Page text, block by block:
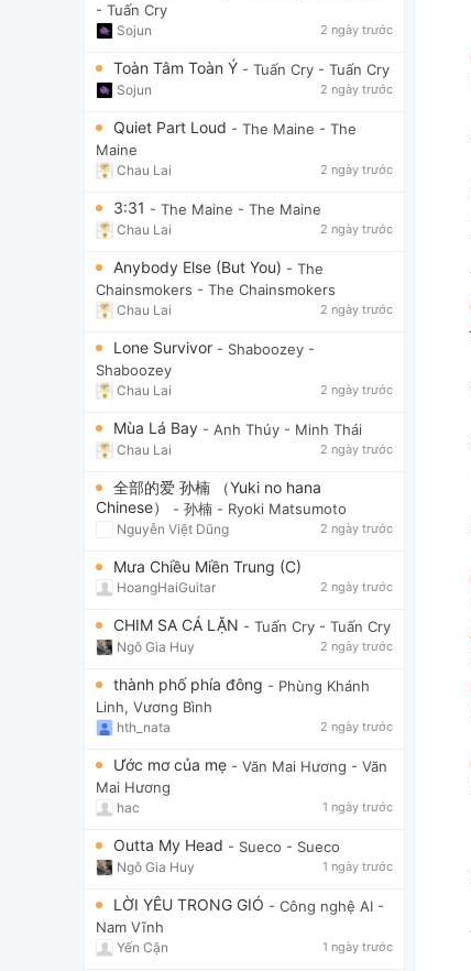
- Tuấn Cry
Sojun 2 ngày trước
Toàn Tâm Toàn Ý - Tuấn Cry - Tuấn Cry
Sojun 2 ngày trước
Quiet Part Loud - The Maine - The
Maine
Chau Lai 2 ngày trước
3:31 - The Maine - The Maine
Chau Lai 2 ngày trước
Anybody Else (But You) - The
Chainsmokers - The Chainsmokers
Chau Lai 2 ngày trước
Lone Survivor - Shaboozey -
Shaboozey
Chau Lai 2 ngày trước
Mùa Lá Bay - Anh Thúy - Minh Thái
Chau Lai 2 ngày trước
全部的爱 孙楠 （Yuki no hana
Chinese） - 孙楠 - Ryoki Matsumoto
Nguyễn Việt Dũng 2 ngày trước
Mưa Chiều Miền Trung (C)
HoangHaiGuitar 2 ngày trước
CHIM SA CÁ LẶN - Tuấn Cry - Tuấn Cry
Ngô Gia Huy 2 ngày trước
thành phố phía đông - Phùng Khánh
Linh, Vương Bình
hth_nata 2 ngày trước
Ước mơ của mẹ - Văn Mai Hương - Văn
Mai Hương
hac 1 ngày trước
Outta My Head - Sueco - Sueco
Ngô Gia Huy 1 ngày trước
LỜI YÊU TRONG GIÓ - Công nghệ AI -
Nam Vĩnh
Yến Cận 1 ngày trước